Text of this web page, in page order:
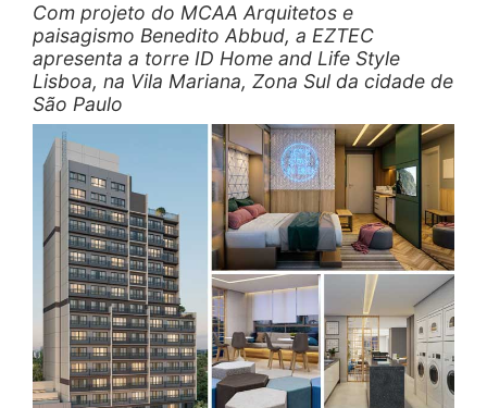
Com projeto do MCAA Arquitetos e
paisagismo Benedito Abbud, a EZTEC
apresenta a torre ID Home and Life Style
Lisboa, na Vila Mariana, Zona Sul da cidade de
São Paulo